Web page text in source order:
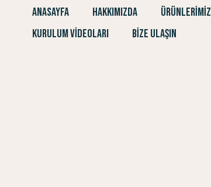
ANASAYFA HAKKIMIZDA ÜRÜNLERIMIZ
KURULUM VIDEOLARI
BIZE ULAŞIN